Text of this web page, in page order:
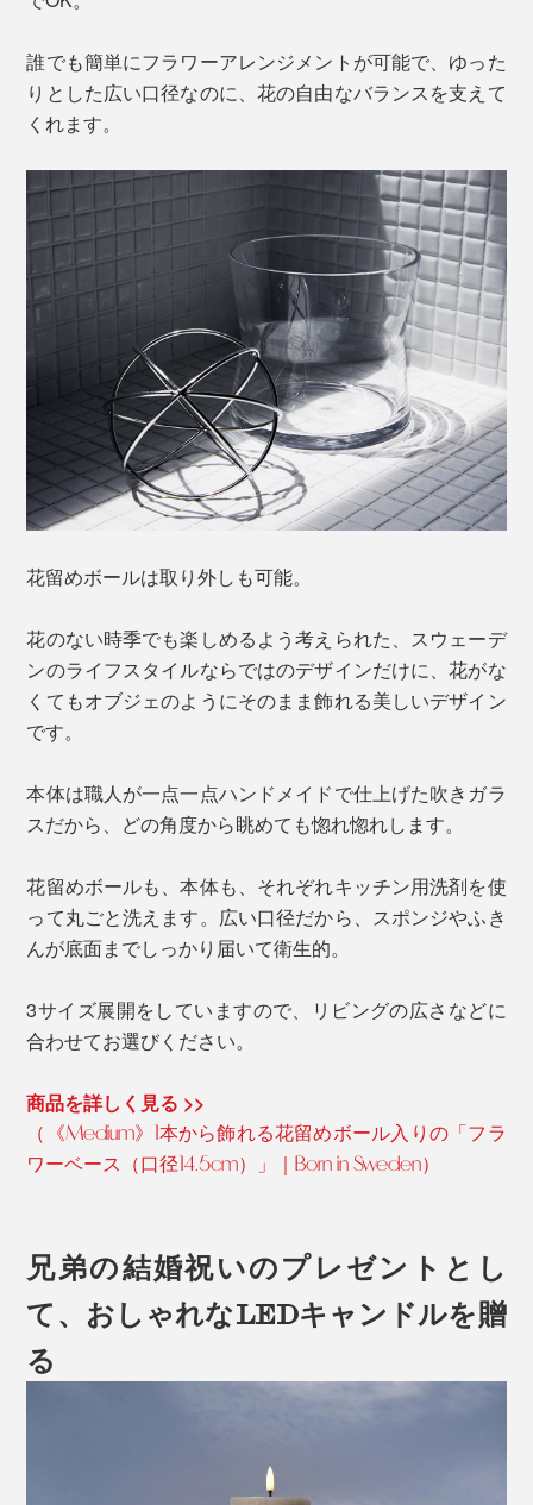
誰でも簡単にフラワーアレンジメントが可能で、ゆった
りとした広い口径なのに、花の自由なバランスを支えて
くれます。
花留めボールは取り外しも可能。
花のない時季でも楽しめるよう考えられた、スウェーデ
ンのライフスタイルならではのデザインだけに、花がな
くてもオブジェのようにそのまま飾れる美しいデザイン
です。
本体は職人が一点一点ハンドメイドで仕上げた吹きガラ
スだから、どの角度から眺めても惚れ惚れします。
花留めボールも、本体も、それぞれキッチン用洗剤を使
って丸ごと洗えます。広い口径だから、スポンジやふき
んが底面までしっかり届いて衛生的。
3サイズ展開をしていますので、リビングの広さなどに
合わせてお選びください。
商品を詳しく見る >>
（《Medium》1本から飾れる花留めボール入りの「フラ
ワーベース（口径14.5cm）」｜Born in Sweden）
兄弟の結婚祝いのプレゼントとし
て、おしゃれなLEDキャンドルを贈
る